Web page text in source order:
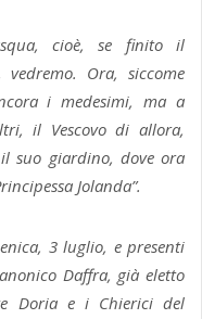
cioè, se finito il
vedremo. Ora, siccome
i medesimi, ma a
il Vescovo di allora,
suo giardino, dove ora
Jolanda”.
3 luglio, e presenti
Daffra, già eletto
Doria e i Chierici del